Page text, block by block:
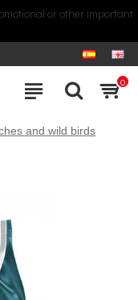
or other important
0
and wild birds